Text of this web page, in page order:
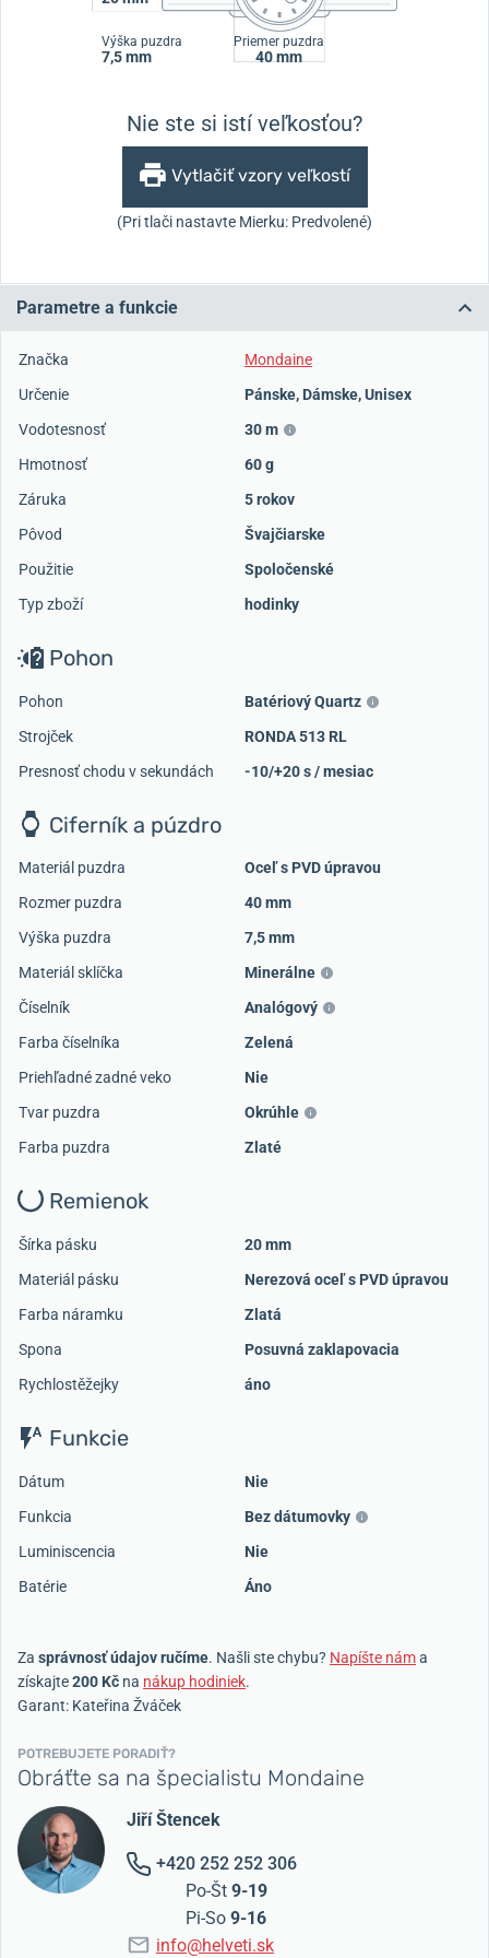
Výška puzdra
7,5 mm
Priemer puzdra
40 mm
Nie ste si istí veľkosťou?
Vytlačiť vzory veľkostí
(Pri tlači nastavte Mierku: Predvolené)
Parametre a funkcie
Značka
Mondaine
Určenie
Pánske, Dámske,Unisex
Vodotesnosť
30 m
Hmotnosť
60 g
Záruka
5 rokov
Pôvod
Švajčiarske
Použitie
Spoločenské
Typ zboží
hodinky
Pohon
Pohon
Batériový Quartz
Strojček
RONDA 513 RL
Presnosť chodu v sekundách
-10/+20 s / mesiac
Ciferník a púzdro
Materiál puzdra
Oceľ s PVD úpravou
Rozmer puzdra
40 mm
Výška puzdra
7,5 mm
Materiál sklíčka
Minerálne
Číselník
Analógový
Farba číselníka
Zelená
Priehľadné zadné veko
Nie
Tvar puzdra
Okrúhle
Farba puzdra
Zlaté
Remienok
Šírka pásku
20 mm
Materiál pásku
Nerezová oceľ s PVD úpravou
Farba náramku
Zlatá
Spona
Posuvná zaklapovacia
Rychlostěžejky
áno
Funkcie
Dátum
Nie
Funkcia
Bez dátumovky
Luminiscencia
Nie
Batérie
Áno
Za správnosť údajov ručíme. Našli ste chybu? Napíšte náma
získajte200 Kč na nákup hodiniek.
Garant: Kateřina Žváček
POTREBUJETE PORADIŤ?
Obráťte sa na špecialistu Mondaine
Jiří Štencek
+420 252 252 306
Po-Št 9-19
Pi-So 9-16
info@helveti.sk